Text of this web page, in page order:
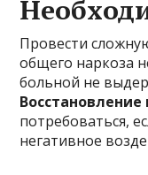
Провести
общего наркоза
больной не
Восстановление
потребоваться,
негативное